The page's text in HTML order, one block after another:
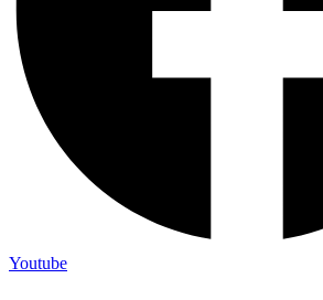
Youtube